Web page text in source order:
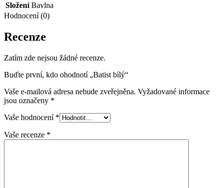
Složení Bavlna
Hodnocení (0)
Recenze
Zatím zde nejsou žádné recenze.
Buďte první, kdo ohodnotí „Batist bílý“
Vaše e-mailová adresa nebude zveřejněna. Vyžadované informace
jsou označeny *
Vaše hodnocení *
Vaše recenze *